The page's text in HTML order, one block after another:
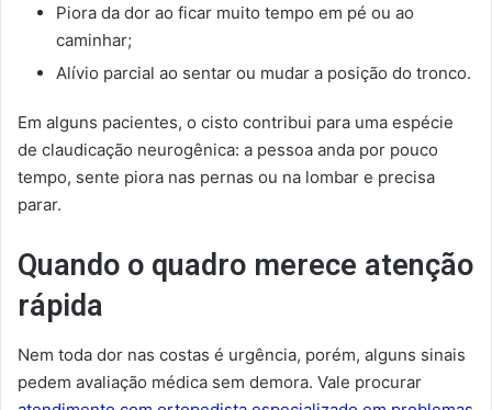
Piora da dor ao ficar muito tempo em pé ou ao
caminhar;
Alívio parcial ao sentar ou mudar a posição do tronco.
Em alguns pacientes, o cisto contribui para uma espécie
de claudicação neurogênica: a pessoa anda por pouco
tempo, sente piora nas pernas ou na lombar e precisa
parar.
Quando o quadro merece atenção
rápida
Nem toda dor nas costas é urgência, porém, alguns sinais
pedem avaliação médica sem demora. Vale procurar